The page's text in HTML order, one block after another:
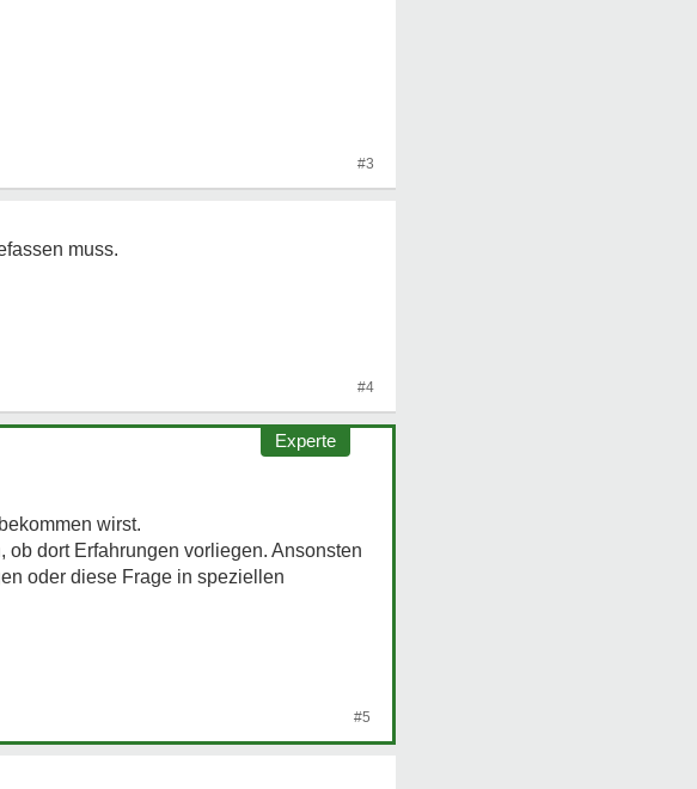
#3
muss.
#4
Experte
wirst.
dort Erfahrungen vorliegen. Ansonsten
oder diese Frage in speziellen
#5